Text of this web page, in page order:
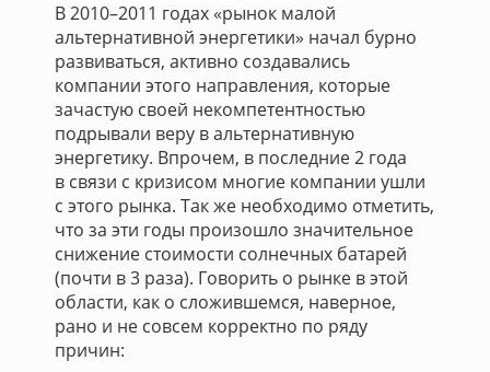
В 2010–2011 годах «рынок малой
альтернативной энергетики» начал бурно
развиваться, активно создавались
компании этого направления, которые
зачастую своей некомпетентностью
подрывали веру в альтернативную
энергетику. Впрочем, в последние 2 года
в связи с кризисом многие компании ушли
с этого рынка. Так же необходимо отметить,
что за эти годы произошло значительное
снижение стоимости солнечных батарей
(почти в 3 раза). Говорить о рынке в этой
области, как о сложившемся, наверное,
рано и не совсем корректно по ряду
причин: